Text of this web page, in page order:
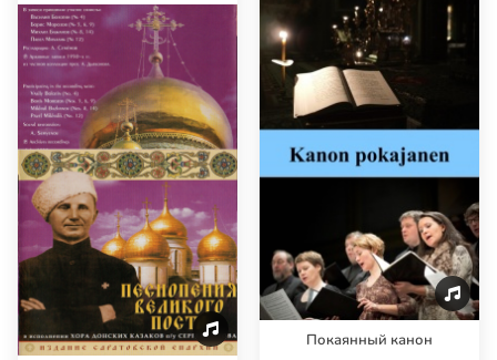
Покаянный канон